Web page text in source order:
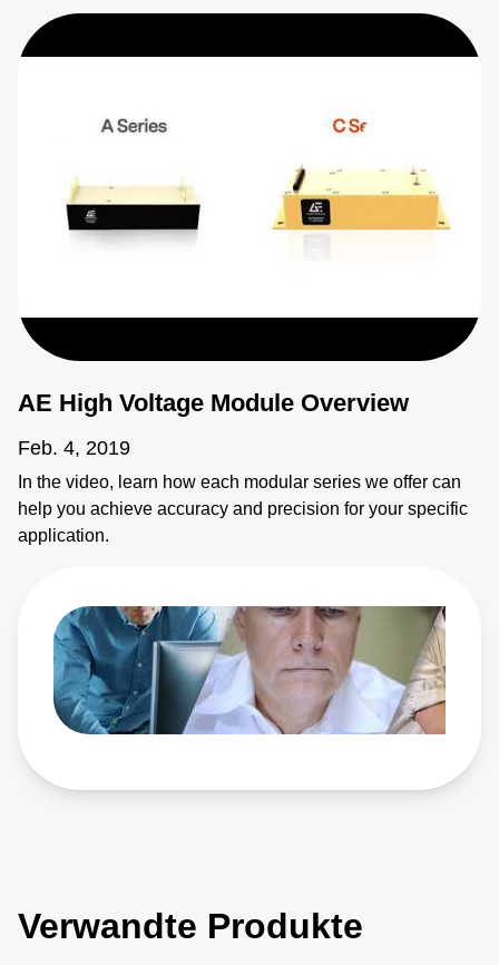
AE High Voltage Module Overview
Feb. 4, 2019
In the video, learn how each modular series we offer can
help you achieve accuracy and precision for your specific
application.
Verwandte Produkte